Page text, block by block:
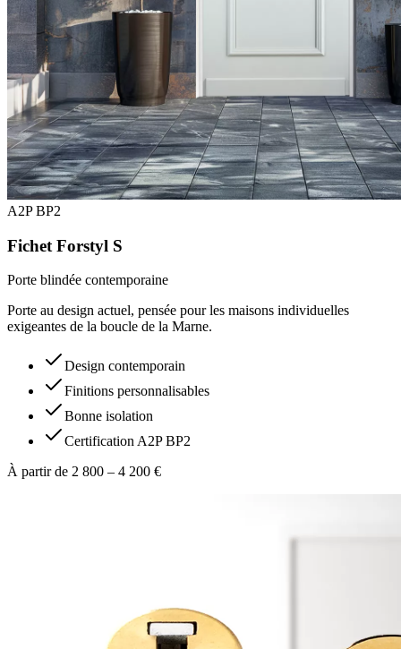
A2P BP2
Fichet Forstyl S
Porte blindée contemporaine
Porte au design actuel, pensée pour les maisons individuelles
exigeantes de la boucle de la Marne.
Design contemporain
Finitions personnalisables
Bonne isolation
Certification A2P BP2
À partir de 2 800 – 4 200 €